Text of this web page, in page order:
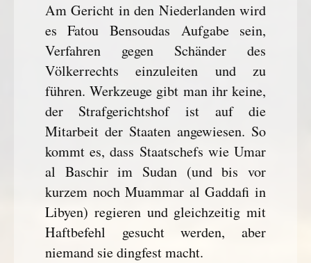
Am Gericht in den Niederlanden wird
es Fatou Bensoudas Aufgabe sein,
Verfahren gegen Schänder des
Völkerrechts einzuleiten und zu
führen. Werkzeuge gibt man ihr keine,
der Strafgerichtshof ist auf die
Mitarbeit der Staaten angewiesen. So
kommt es, dass Staatschefs wie Umar
al Baschir im Sudan (und bis vor
kurzem noch Muammar al Gaddafi in
Libyen) regieren und gleichzeitig mit
Haftbefehl gesucht werden, aber
niemand sie dingfest macht.